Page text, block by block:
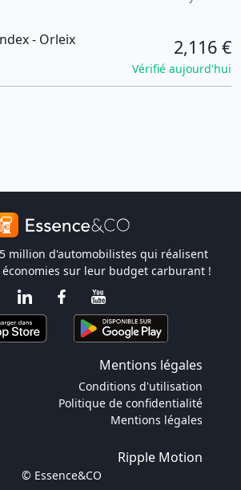
- Orleix 2,116 €
Vérifié aujourd'hui
million d'automobilistes qui réalisent
sur leur budget carburant !
Mentions légales
Conditions d'utilisation
Politique de confidentialité
Mentions légales
Ripple Motion
© Essence&CO